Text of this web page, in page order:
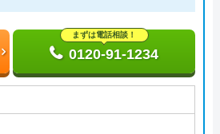
まずは電話相談！
0120-91-1234